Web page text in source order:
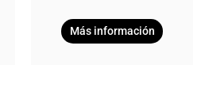
Más información